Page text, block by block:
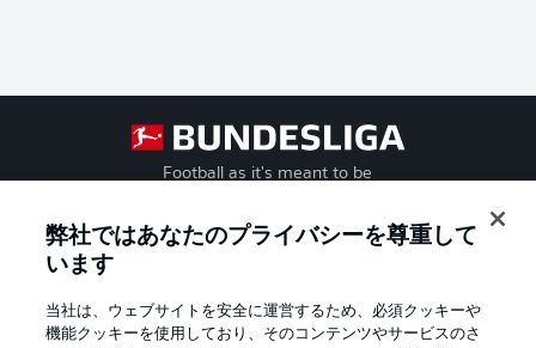
Football as it's meant to be
弊社ではあなたのプライバシーを尊重して
います
当社は、ウェブサイトを安全に運営するため、必須クッキーや
機能クッキーを使用しており、そのコンテンツやサービスのさ